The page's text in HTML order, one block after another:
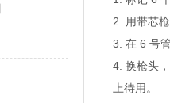
2. 用带芯
3. 在 6 号
4. 换枪头
上待用。